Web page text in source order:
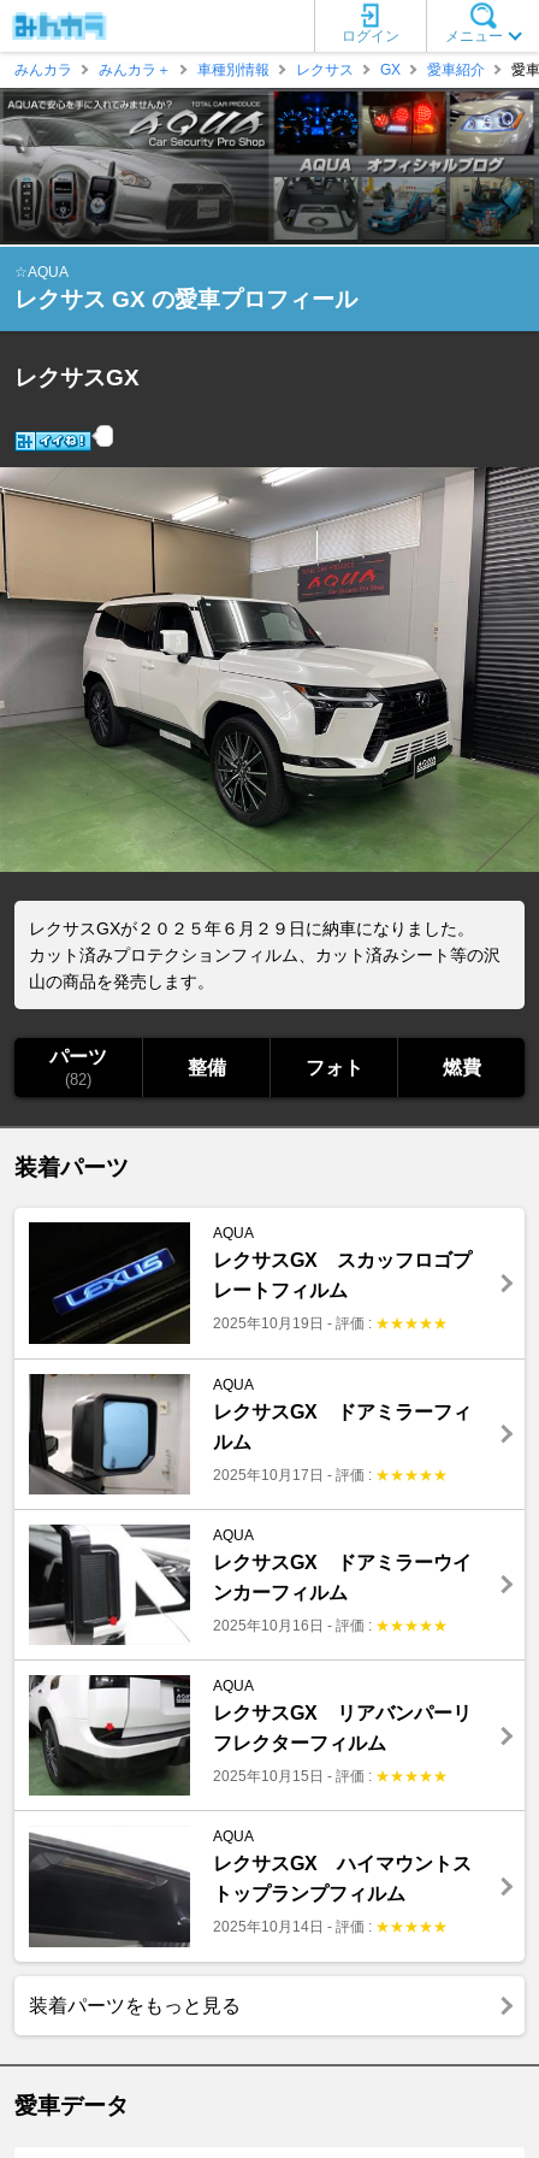
メニュー
ログイン
みんカラ
みんカラ＋ 車種別情報 レクサス GX 愛車紹介 愛
☆AQUA
レクサス GX の愛車プロフィール
レクサスGX
レクサスGXが２０２５年６月２９日に納車になりました。
カット済みプロテクションフィルム、カット済みシート等の沢
山の商品を発売します。
パーツ
(82)
整備 フォト 燃費
装着パーツ
AQUA
レクサスGX スカッフロゴプ
レートフィルム
2025年10月19日 - 評価 : ★★★★★
AQUA
レクサスGX ドアミラーフィ
ルム
2025年10月17日 - 評価 : ★★★★★
AQUA
レクサスGX ドアミラーウイ
ンカーフィルム
2025年10月16日 - 評価 : ★★★★★
AQUA
レクサスGX リアバンパーリ
フレクターフィルム
2025年10月15日 - 評価 : ★★★★★
AQUA
レクサスGX ハイマウントス
トップランプフィルム
2025年10月14日 - 評価 : ★★★★★
装着パーツをもっと見る
愛車データ